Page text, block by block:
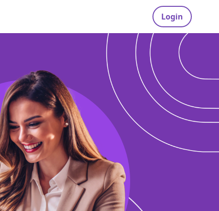
Login